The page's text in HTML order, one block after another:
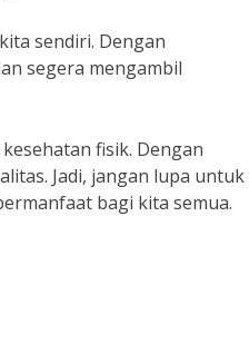
sendiri. Dengan
segera mengambil
fisik. Dengan
Jadi, jangan lupa untuk
bagi kita semua.